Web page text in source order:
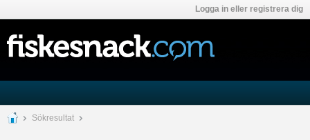
Logga in eller registrera dig
Sökresultat